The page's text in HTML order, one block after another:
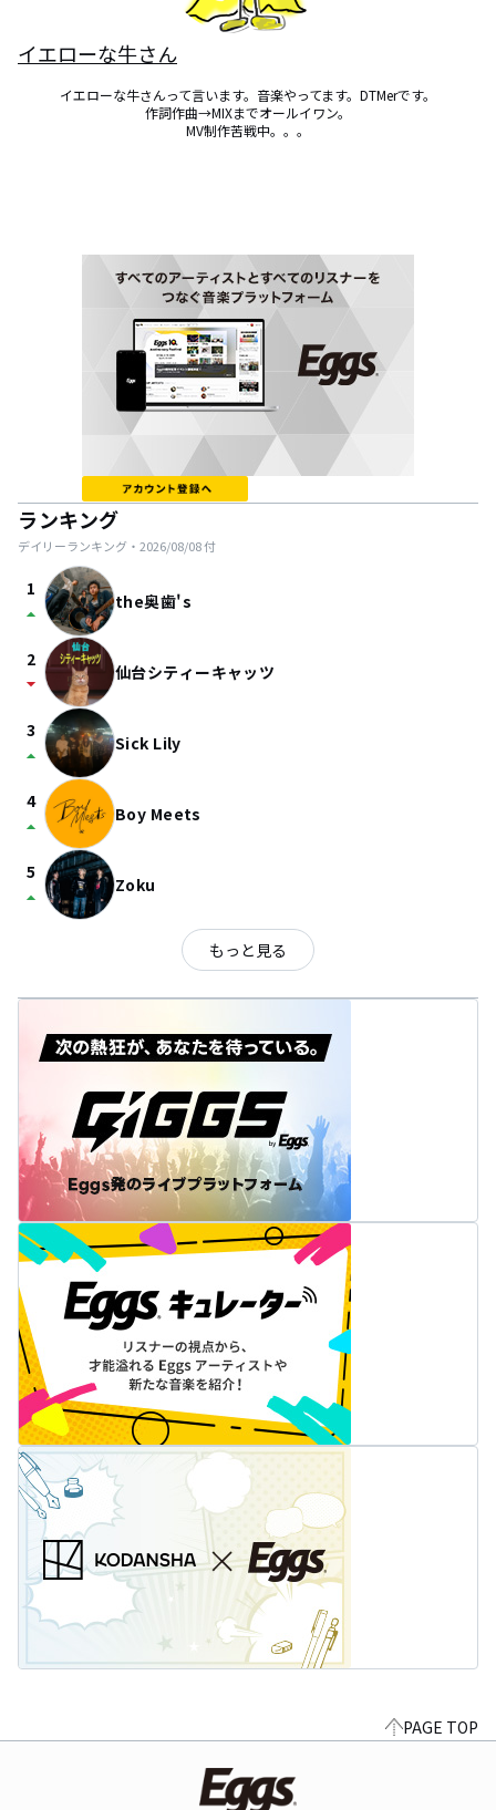
イエローな牛さん
イエローな牛さんって言います。音楽やってます。DTMerです。
作詞作曲→MIXまでオールイワン。
MV制作苦戦中。。。
ランキング
デイリーランキング・ 2026/08/08付
1
arrow_drop_up the奥歯's
2
arrow_drop_down 仙台シティーキャッツ
3
arrow_drop_up Sick Lily
4
arrow_drop_up Boy Meets
5
arrow_drop_up Zoku
もっと見る
PAGE TOP